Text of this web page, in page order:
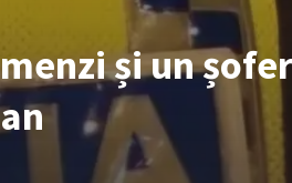
și un